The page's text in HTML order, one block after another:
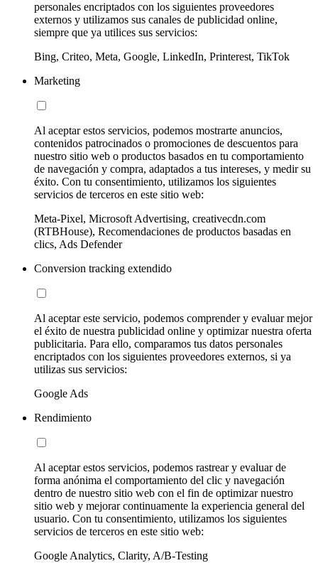
personales encriptados con los siguientes proveedores
externos y utilizamos sus canales de publicidad online,
siempre que ya utilices sus servicios:
Bing, Criteo, Meta, Google, LinkedIn, Printerest, TikTok
Marketing
Al aceptar estos servicios, podemos mostrarte anuncios,
contenidos patrocinados o promociones de descuentos para
nuestro sitio web o productos basados en tu comportamiento
de navegación y compra, adaptados a tus intereses, y medir su
éxito. Con tu consentimiento, utilizamos los siguientes
servicios de terceros en este sitio web:
Meta-Pixel, Microsoft Advertising, creativecdn.com
(RTBHouse), Recomendaciones de productos basadas en
clics, Ads Defender
Conversion tracking extendido
Al aceptar este servicio, podemos comprender y evaluar mejor
el éxito de nuestra publicidad online y optimizar nuestra oferta
publicitaria. Para ello, comparamos tus datos personales
encriptados con los siguientes proveedores externos, si ya
utilizas sus servicios:
Google Ads
Rendimiento
Al aceptar estos servicios, podemos rastrear y evaluar de
forma anónima el comportamiento del clic y navegación
dentro de nuestro sitio web con el fin de optimizar nuestro
sitio web y mejorar continuamente la experiencia general del
usuario. Con tu consentimiento, utilizamos los siguientes
servicios de terceros en este sitio web:
Google Analytics, Clarity, A/B-Testing